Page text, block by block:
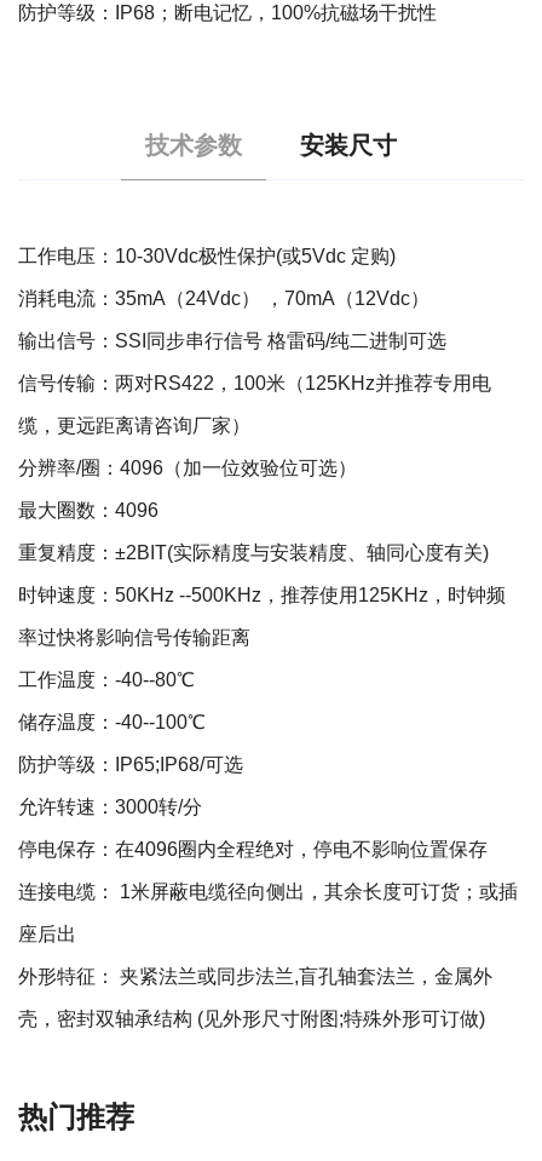
防护等级：IP68；断电记忆，100%抗磁场干扰性
技术参数 安装尺寸
工作电压：10-30Vdc极性保护(或5Vdc 定购)
消耗电流：35mA（24Vdc） ，70mA（12Vdc）
输出信号：SSI同步串行信号 格雷码/纯二进制可选
信号传输：两对RS422，100米（125KHz并推荐专用电
缆，更远距离请咨询厂家）
分辨率/圈：4096（加一位效验位可选）
最大圈数：4096
重复精度：±2BIT(实际精度与安装精度、轴同心度有关)
时钟速度：50KHz --500KHz，推荐使用125KHz，时钟频
率过快将影响信号传输距离
工作温度：-40--80℃
储存温度：-40--100℃
防护等级：IP65;IP68/可选
允许转速：3000转/分
停电保存：在4096圈内全程绝对，停电不影响位置保存
连接电缆： 1米屏蔽电缆径向侧出，其余长度可订货；或插
座后出
外形特征： 夹紧法兰或同步法兰,盲孔轴套法兰，金属外
壳，密封双轴承结构 (见外形尺寸附图;特殊外形可订做)
热门推荐